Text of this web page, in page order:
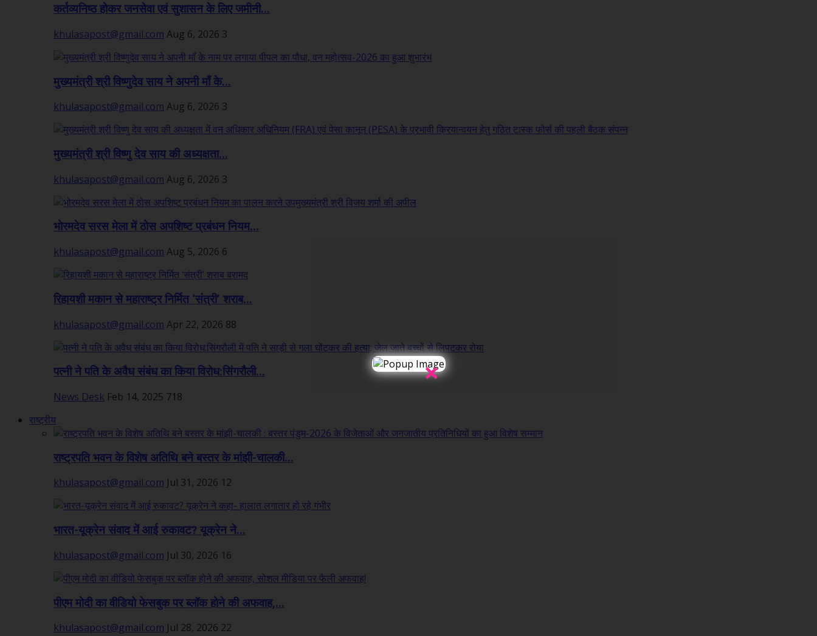
कर्तव्यनिष्ठ होकर जनसेवा एवं सुशासन के लिए जमीनी...
khulasapost@gmail.com Aug 6, 2026 3
मुख्यमंत्री श्री विष्णुदेव साय ने अपनी माँ के...
khulasapost@gmail.com Aug 6, 2026 3
मुख्यमंत्री श्री विष्णु देव साय की अध्यक्षता...
khulasapost@gmail.com Aug 6, 2026 3
भोरमदेव सरस मेला में ठोस अपशिष्ट प्रबंधन नियम...
khulasapost@gmail.com Aug 5, 2026 6
रिहायशी मकान से महाराष्ट्र निर्मित ‘संत्री’ शराब...
khulasapost@gmail.com Apr 22, 2026 88
पत्नी ने पति के अवैध संबंध का किया विरोध:सिंगरौली...
News Desk Feb 14, 2025 718
राष्ट्रीय
राष्ट्रपति भवन के विशेष अतिथि बने बस्तर के मांझी-चालकी...
khulasapost@gmail.com Jul 31, 2026 12
भारत-यूक्रेन संवाद में आई रुकावट? यूक्रेन ने...
khulasapost@gmail.com Jul 30, 2026 16
पीएम मोदी का वीडियो फेसबुक पर ब्लॉक होने की अफवाह,...
khulasapost@gmail.com Jul 28, 2026 22
×